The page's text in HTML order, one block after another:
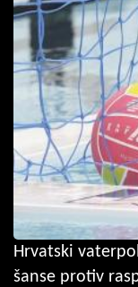
Hrvatski
šanse protiv